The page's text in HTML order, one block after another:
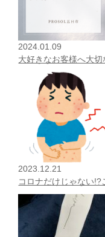
2024.01.09
大好きなお客様へ大切
2023.12.21
コロナだけじゃない